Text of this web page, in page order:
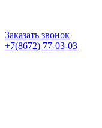
Заказать звонок
+7(8672) 77-03-03